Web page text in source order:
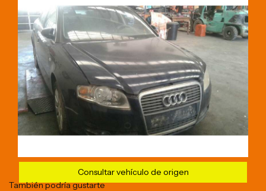
Consultar vehículo de origen
También podría gustarte